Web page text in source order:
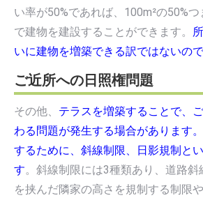
い率が50%であれば、100m²の50%
で建物を建設することができます。
いに建物を増築できる訳ではないの
ご近所への日照権問題
その他、 テラスを増築することで、
わる問題が発生する場合があります
するために、斜線制限、日影規制と
す。斜線制限には3種類あり、道路斜
を挟んだ隣家の高さを規制する制限